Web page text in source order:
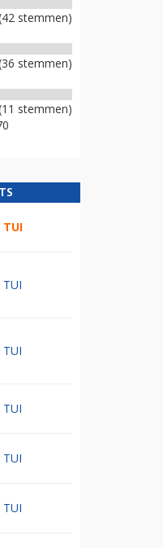
stemmen)
stemmen)
stemmen)
TUI
TUI
TUI
TUI
TUI
TUI